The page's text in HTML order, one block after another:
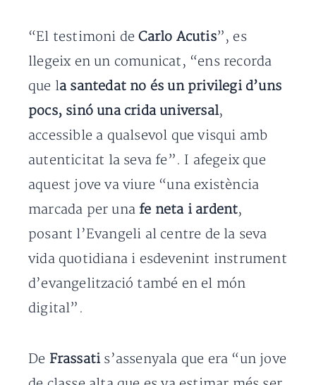
“El testimoni deCarlo Acutis”, es
llegeix en un comunicat, “ens recorda
que la santedat no és un privilegi d’uns
pocs, sinó una crida universal,
accessible a qualsevol que visqui amb
autenticitat la seva fe”. I afegeix que
aquest jove va viure “una existència
marcada per una fe neta i ardent,
posant l’Evangeli al centre de la seva
vida quotidiana i esdevenint instrument
d’evangelització també en el món
digital”.
De Frassati s’assenyala que era “un jove